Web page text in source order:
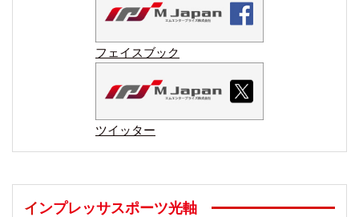
フェイスブック
ツイッター
インプレッサスポーツ光軸